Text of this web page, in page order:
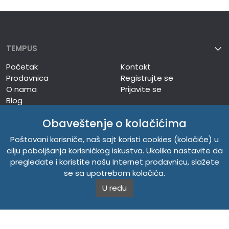
TEMPUS
Početak
Prodavnica
O nama
Blog
Kontakt
Registrujte se
Prijavite se
TEMPUS DOO
Obaveštenje o kolačićima
Poštovani korisniče, naš sajt koristi cookies (kolačiće) u
cilju poboljšanja korisničkog iskustva. Ukoliko nastavite da
pregledate i koristite našu Internet prodavnicu, slažete
se sa upotrebom kolačića.
U redu